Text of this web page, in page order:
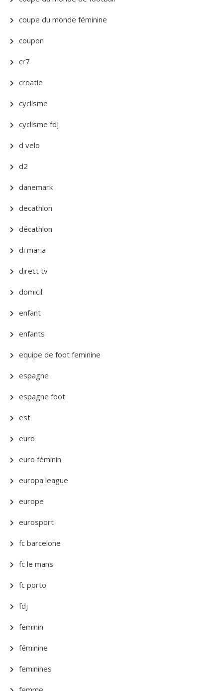
coupe du monde féminine
coupon
cr7
croatie
cyclisme
cyclisme fdj
d velo
d2
danemark
decathlon
décathlon
di maria
direct tv
domicil
enfant
enfants
equipe de foot feminine
espagne
espagne foot
est
euro
euro féminin
europa league
europe
eurosport
fc barcelone
fc le mans
fc porto
fdj
feminin
féminine
feminines